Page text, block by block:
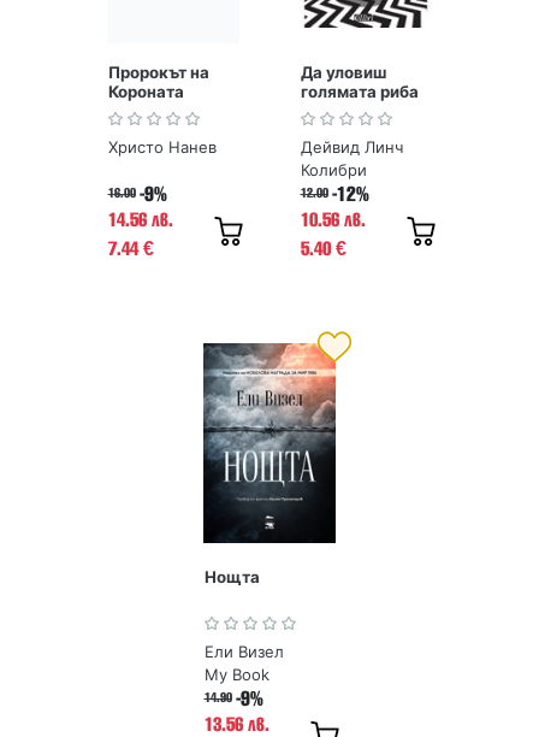
Пророкът на
Короната
Любомир
Лулчев. Книга 1
Христо Нанев
16.00 -9%
14.56 лв.
7.44€
Да уловиш
голямата риба
Дейвид Линч
Колибри
12.00 -12%
10.56 лв.
5.40 €
Нощта
Ели Визел
My Book
14.90 -9%
13.56 лв.